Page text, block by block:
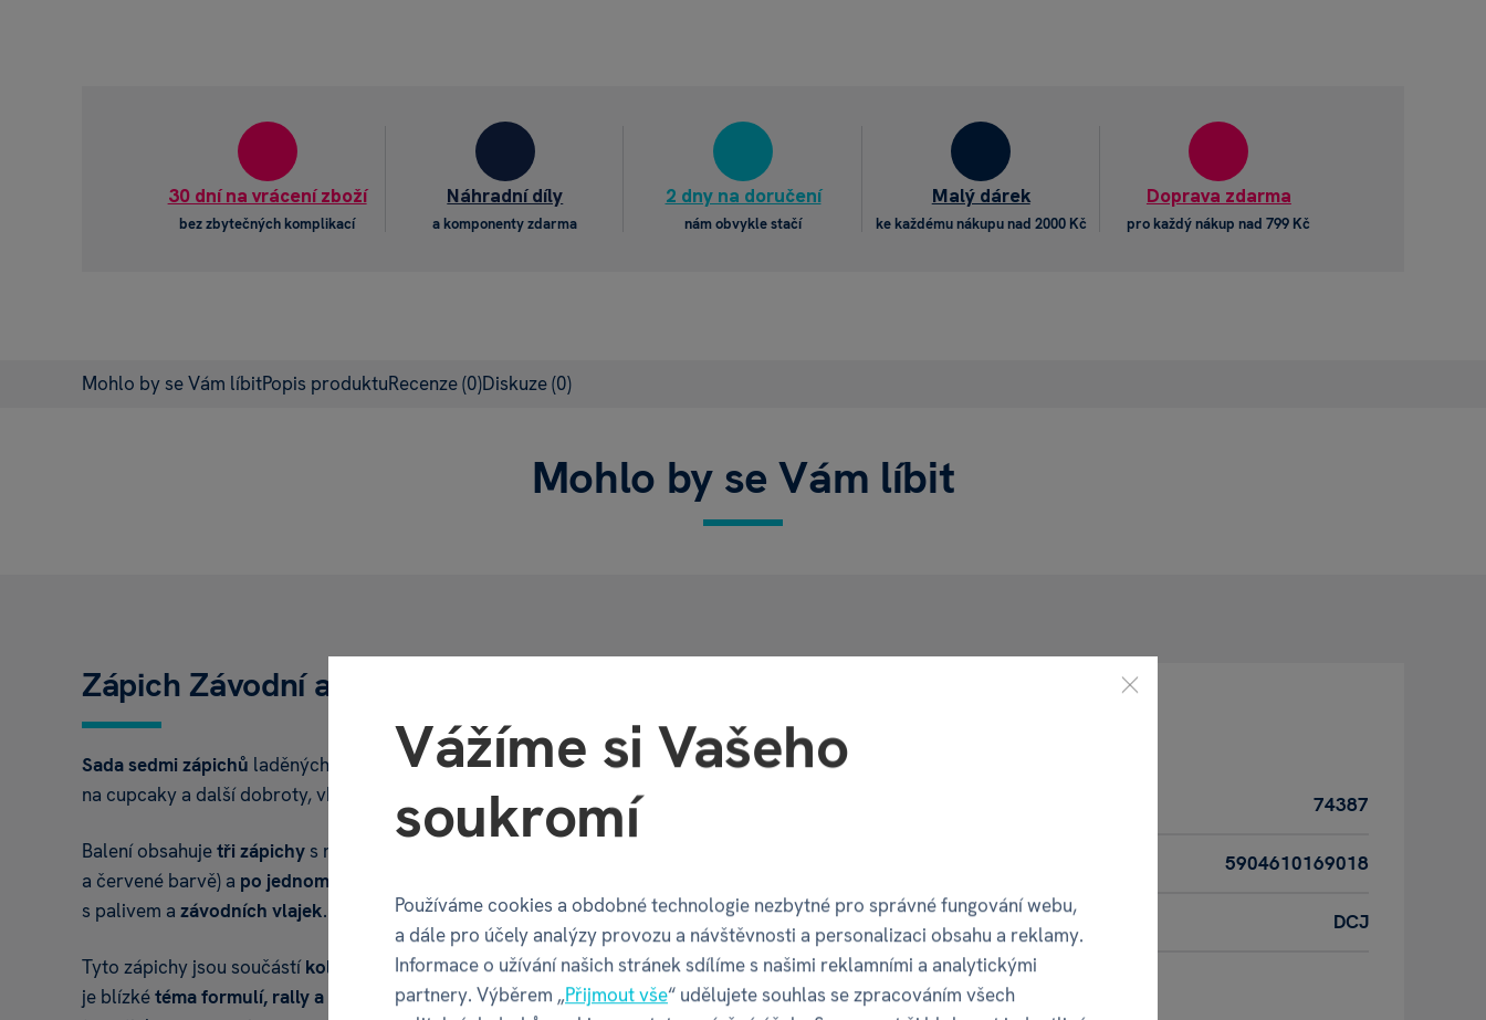
30 dní na vrácení zboží
bez zbytečných komplikací
Náhradní díly
a komponenty zdarma
2 dny na doručení
nám obvykle stačí
Malý dárek
ke každému nákupu nad 2000 Kč
Doprava zdarma
pro každý nákup nad 799 Kč
Mohlo by se Vám líbitPopis produktuRecenze(0)Diskuze(0)
Mohlo by se Vám líbit
Zápich Závodní auta 7 ks
Sada sedmi zápichů laděných do závodního stylu je originální
ozdobou
na cupcaky a další dobroty, vhodnou pro tematickou
chlapeckou oslavu
Balení obsahujetři zápichy s motivem
a červené barvě) a po jednom
s palivem a závodních vlajek.
Tyto zápichy jsou součástíkolekce Závodní autaa potěší všechny, kterým
je blízkétéma formulí, rally a rychlých kol. Skvělý doplněk dekorace pro
74387
5904610169018
Katalogové číslo DCJ
Balení produktu
Vážíme si Vašeho
soukromí
Používáme cookies a obdobné technologie nezbytné pro správné fungování webu,
a dále pro účely analýzy provozu a návštěvnosti a personalizaci obsahu a reklamy.
Informace o užívání našich stránek sdílíme s našimi reklamními a analytickými
partnery. Výběrem „Přijmout vše“ udělujete souhlas se zpracováním všech